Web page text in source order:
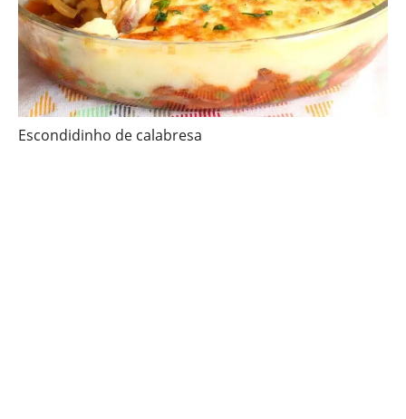
Escondidinho de calabresa